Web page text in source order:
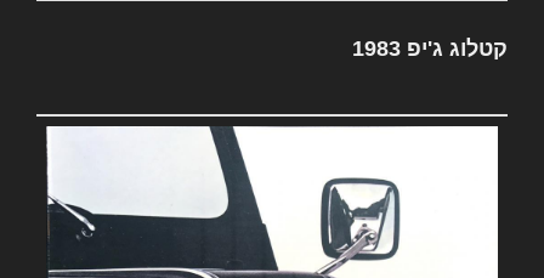
קטלוג ג'יפ 1983